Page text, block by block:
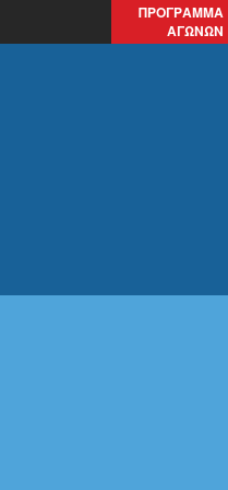
ΠΡΟΓΡΑΜΜΑ
ΑΓΩΝΩΝ